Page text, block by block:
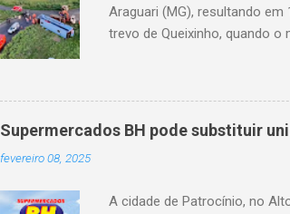
Araguari (MG), resultando
trevo de Queixinho, quando
oito anos. Nove dos feridos
Supermercados BH pode substituir
fevereiro 08, 2025
A cidade de Patrocínio, no